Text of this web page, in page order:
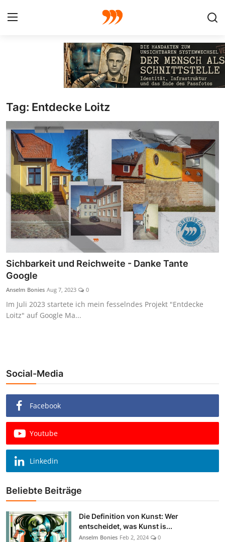
Galerie
GRAFIK
Redaktion
Beiträge
Vorproduktion
Tag: Entdecke Loitz
Sichbarkeit und Reichweite - Danke Tante
Google
Anselm Bonies Aug 7, 2023 0
Im Juli 2023 startete ich mein fesselndes Projekt "Entdecke
Loitz" auf Google Ma...
Social-Media
Facebook
Youtube
Linkedin
Beliebte Beiträge
Die Definition von Kunst: Wer
entscheidet, was Kunst is...
Anselm Bonies Feb 2, 2024 0